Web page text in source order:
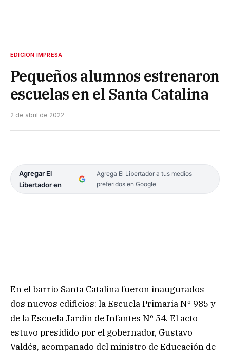
EDICIÓN IMPRESA
Pequeños alumnos estrenaron
escuelas en el Santa Catalina
2 de abril de 2022
Agregar El
Libertador en
Agrega El Libertador a tus medios
preferidos en Google
En el barrio Santa Catalina fueron inaugurados
dos nuevos edificios: la Escuela Primaria Nº 985 y
de la Escuela Jardín de Infantes Nº 54. El acto
estuvo presidido por el gobernador, Gustavo
Valdés, acompañado del ministro de Educación de